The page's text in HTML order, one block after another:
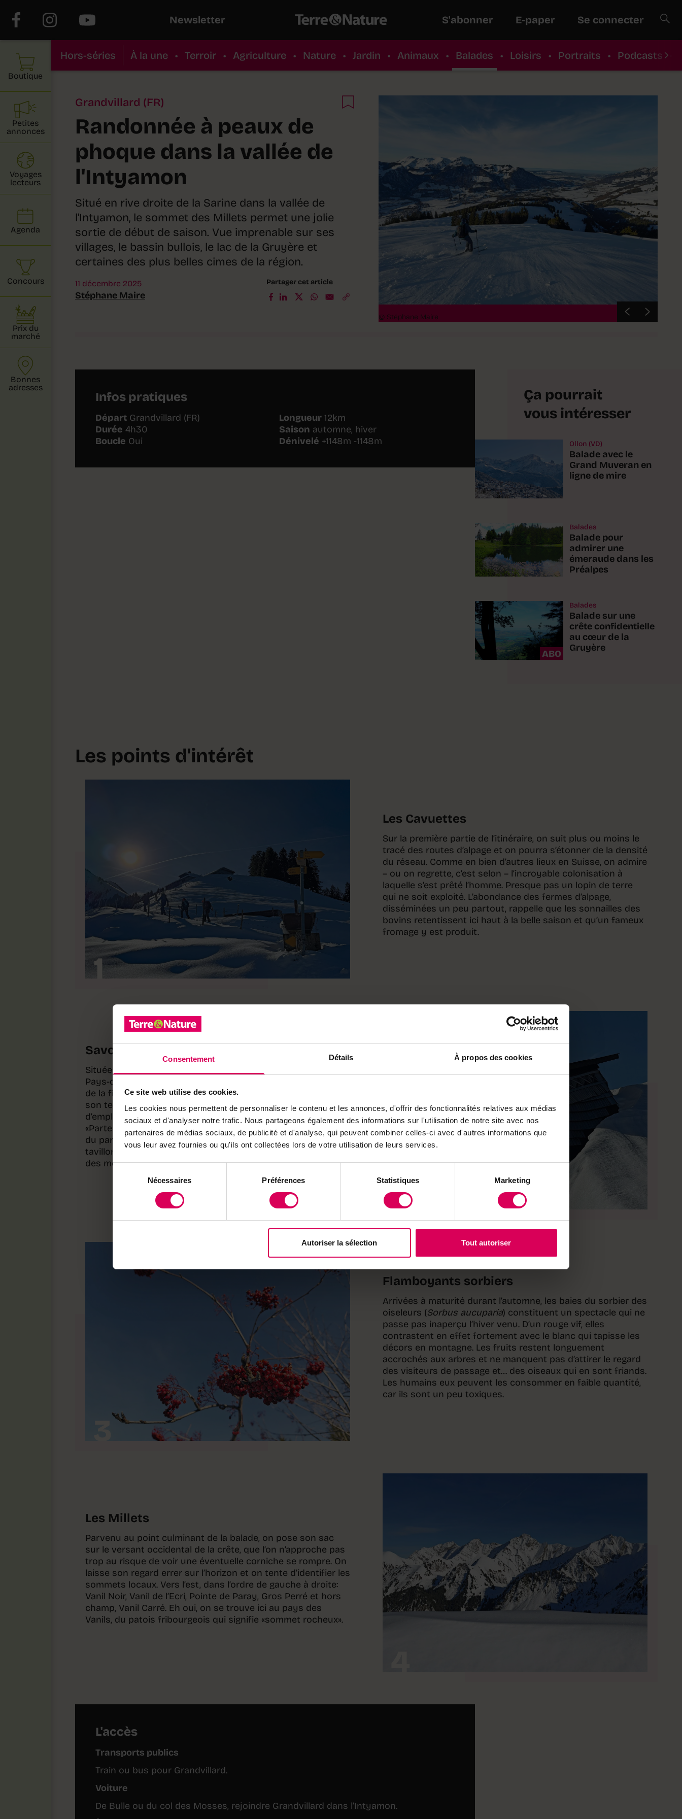
Consentement Détails À propos des cookies
Ce site web utilise des cookies.
Les cookies nous permettent de personnaliser le contenu et les annonces, d'offrir des fonctionnalités relatives aux médias
sociaux et d'analyser notre trafic. Nous partageons également des informations sur l'utilisation de notre site avec nos
partenaires de médias sociaux, de publicité et d'analyse, qui peuvent combiner celles-ci avec d'autres informations que
vous leur avez fournies ou qu'ils ont collectées lors de votre utilisation de leurs services.
Sélection
consentement
Nécessaires Préférences Statistiques Marketing
Autoriser la sélection Tout autoriser
Newsletter S'abonner E-paper Se connecter
Hors-séries À la une • Terroir • Agriculture • Nature • Jardin • Animaux • Balades • Loisirs • Portraits • Podcasts
Grandvillard (FR)
Randonnée à peaux de
phoque dans la vallée de
l'Intyamon
Situé en rive droite de la Sarine dans la vallée de
l'Intyamon, le sommet des Millets permet une jolie
sortie de début de saison. Vue imprenable sur ses
villages, le bassin bullois, le lac de la Gruyère et
certaines des plus belles cimes de la région.
11 décembre 2025
Stéphane Maire
Partager cet article
© Stéphane Maire
Infos pratiques
Départ Grandvillard (FR) Longueur 12km
Durée 4h30 Saison automne, hiver
Boucle Oui Dénivelé +1148m -1148m
Ça pourrait
vous intéresser
Ollon (VD)
Balade avec le
Grand Muveran en
ligne de mire
Balades
Balade pour
admirer une
émeraude dans les
Préalpes
ABO
Balades
Balade sur une
crête confidentielle
au cœur de la
Gruyère
Les points d'intérêt
1
Les Cavuettes
Sur la première partie de l’itinéraire, on suit plus ou moins le
tracé des routes d’alpage et on pourra s’étonner de la densité
du réseau. Comme en bien d’autres lieux en Suisse, on admire
– ou on regrette, c’est selon – l’incroyable colonisation à
laquelle s’est prêté l’homme. Presque pas un lopin de terre
qui ne soit exploité. L’abondance des fermes d’alpage,
disséminées un peu partout, rappelle que les sonnailles des
bovins retentissent ici haut à la belle saison et qu’un fameux
fromage y est produit.
2
Savoir ancestral
Située dans la région du parc naturel régional Gruyères –
Pays-d’Enhaut, la randonnée permet de mesurer l’importance
de la filière du bois dans l’économie locale. Quelque 40% de
son territoire sont recouverts de forêts et on s’efforce ici
d’employer du bois local, à l’image des entreprises labellisées
«Partenaire bois du parc» (utilisant du bois provenant à 80%
du parc). Avec leurs lignes harmonieuses, les toitures en
tavillons constituent un aspect frappant de la conservation
des méthodes traditionnelles.
Flamboyants sorbiers
Arrivées à maturité durant l’automne, les baies du sorbier des
oiseleurs (Sorbus aucuparia) constituent un spectacle qui ne
passe pas inaperçu l’hiver venu. D’un rouge vif, elles
contrastent en effet fortement avec le blanc qui tapisse les
décors en montagne. Les fruits restent longuement
accrochés aux arbres et ne manquent pas d’attirer le regard
des visiteurs de passage et… des oiseaux qui en sont friands.
Les humains eux peuvent les consommer en faible quantité,
car ils sont un peu toxiques.
Les Millets
Parvenu au point culminant de la balade, on pose son sac
sur le versant occidental de la crête, que l’on n’approche pas
trop au risque de voir une éventuelle corniche se rompre. On
laisse son regard errer sur l’horizon et on tente d’identifier les
sommets locaux. Vers l’est, dans l’ordre de gauche à droite:
Vanil Noir, Vanil de l’Ecri, Pointe de Paray, Gros Perré et hors
champ, Vanil Carré. Eh oui, on se trouve ici au pays des
Vanils, du patois fribourgeois qui signifie «sommet rocheux».
L'accès
Transports publics
Train ou bus pour Grandvillard.
Voiture
De Bulle ou du col des Mosses, rejoindre Grandvillard dans l’Intyamon.
Boutique
Petites
annonces
Voyages
lecteurs
Agenda
Concours
Prix du
marché
Bonnes
adresses